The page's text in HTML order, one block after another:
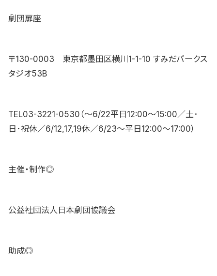
劇団扉座
〒130-0003 東京都墨田区横川1-1-10 すみだパークス
タジオ53B
TEL03-3221-0530（～6/22平日12:00～15:00／土･
日･祝休／6/12,17,19休／6/23～平日12:00～17:00）
主催・制作◎
公益社団法人日本劇団協議会
助成◎